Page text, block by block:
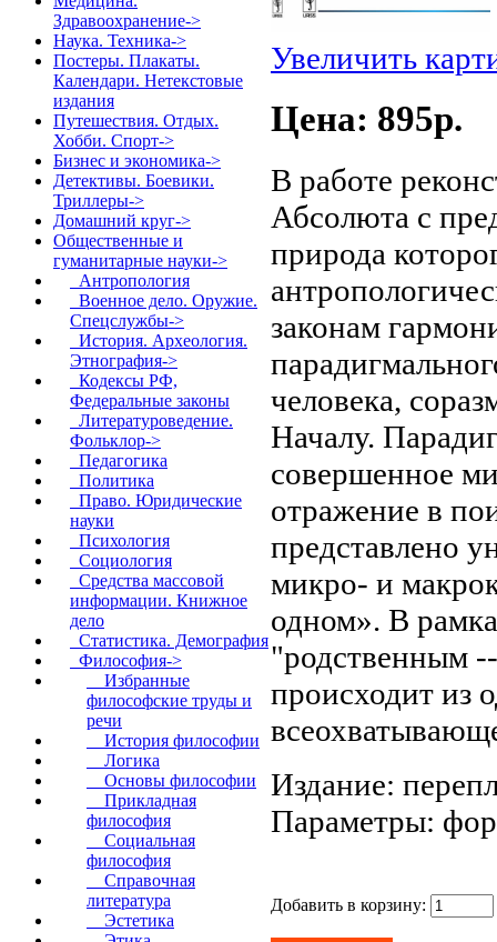
Здравоохранение->
Наука. Техника->
Постеры. Плакаты.
Календари. Нетекстовые
издания
Путешествия. Отдых.
Хобби. Спорт->
Бизнес и экономика->
Детективы. Боевики.
Триллеры->
Домашний круг->
Общественные и
гуманитарные науки->
Антропология
Военное дело. Оружие.
Спецслужбы->
История. Археология.
Этнография->
Кодексы РФ,
Федеральные законы
Литературоведение.
Фольклор->
Педагогика
Политика
Право. Юридические
науки
Психология
Социология
Средства массовой
информации. Книжное
дело
Статистика. Демография
Философия->
Избранные
философские труды и
речи
История философии
Логика
Основы философии
Прикладная
философия
Социальная
философия
Справочная
литература
Эстетика
Увеличить
Цена: 895p.
В работе
Абсолюта с
природа
законам
человека,
Началу.
совершенное
отражение в
представлено
микро- и
одном». В
"родственным
происходит из
Издание:
Параметры:
Добавить в корзину: